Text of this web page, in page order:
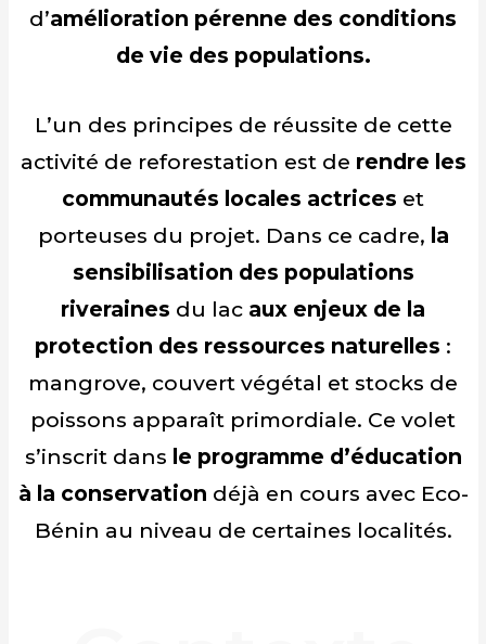
d’amélioration pérenne des conditions
de vie des populations.
L’un des principes de réussite de cette
activité de reforestation est de rendre les
communautés locales actrices et
porteuses du projet. Dans ce cadre, la
sensibilisation des populations
riveraines du lac aux enjeux de la
protection des ressources naturelles :
mangrove, couvert végétal et stocks de
poissons apparaît primordiale. Ce volet
s’inscrit dans le programme d’éducation
à la conservation déjà en cours avec Eco-
Bénin au niveau de certaines localités.